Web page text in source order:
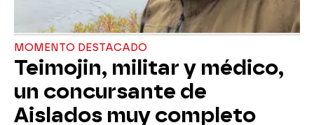
MOMENTO DESTACADO
Teimojin, militar y médico,
un concursante de
Aislados muy completo